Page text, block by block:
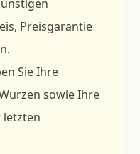
Preisgarantie
Sie Ihre
sowie Ihre
letzten